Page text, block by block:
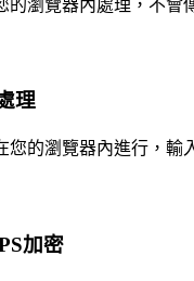
的瀏覽器內處理，不會
理
您的瀏覽器內進行，輸
加密